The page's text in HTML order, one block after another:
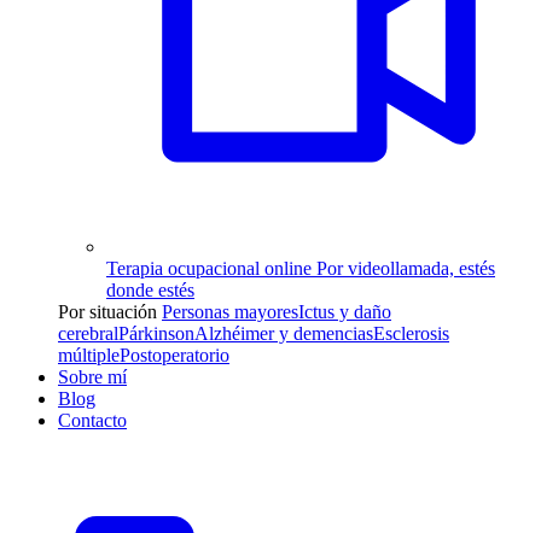
Terapia ocupacional online Por videollamada, estés
donde estés
Por situación Personas mayoresIctus y daño
cerebralPárkinsonAlzhéimer y demenciasEsclerosis
múltiplePostoperatorio
Sobre mí
Blog
Contacto